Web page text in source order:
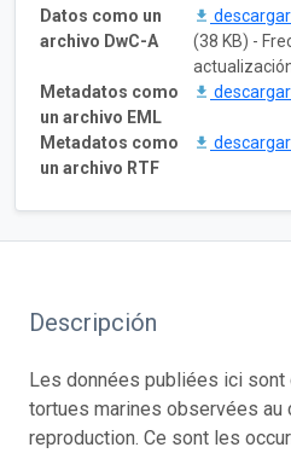
Datos como un
archivo DwC-A
descargar
(38 KB) -
Metadatos como
un archivo EML
descargar
Metadatos como
un archivo RTF
descargar
Descripción
Les données publiées ici
tortues marines observées au
reproduction. Ce sont les